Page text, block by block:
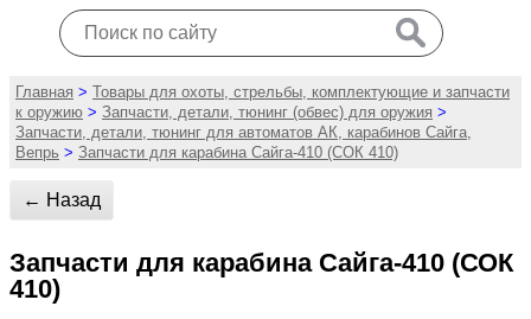
Главная > Товары для охоты, стрельбы, комплектующие и запчасти
к оружию > Запчасти, детали, тюнинг (обвес) для оружия >
Запчасти, детали, тюнинг для автоматов АК, карабинов Сайга,
Вепрь > Запчасти для карабина Сайга-410 (СОК 410)
← Назад
Запчасти для карабина Сайга-410 (СОК
410)